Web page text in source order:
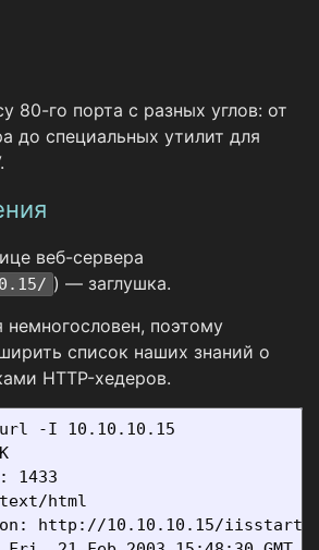
80-го порта с разных углов: от
до специальных утилит для
веб-сервера
) — заглушка.
немногословен, поэтому
список наших знаний о
HTTP-хедеров.
-I 10.10.10.15
1433
html
http://10.10.10.15/